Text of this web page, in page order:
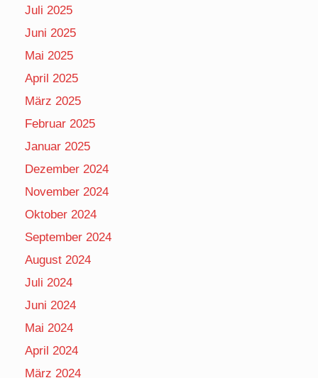
Juli 2025
Juni 2025
Mai 2025
April 2025
März 2025
Februar 2025
Januar 2025
Dezember 2024
November 2024
Oktober 2024
September 2024
August 2024
Juli 2024
Juni 2024
Mai 2024
April 2024
März 2024